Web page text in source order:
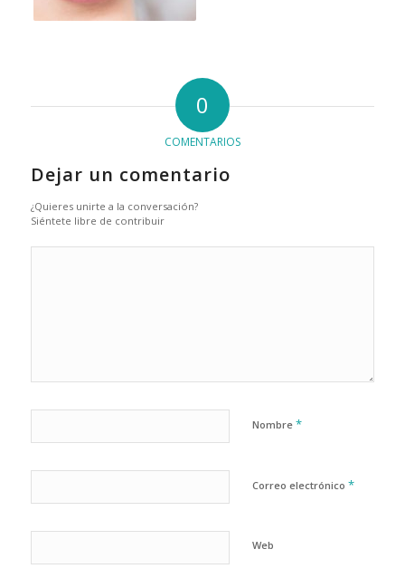
0
COMENTARIOS
Dejar un comentario
¿Quieres unirte a la conversación?
Siéntete libre de contribuir
Nombre *
Correo electrónico *
Web